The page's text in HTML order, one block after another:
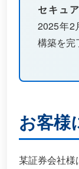
セキュ
2025年2
構築を完
お客様
某証券会社様